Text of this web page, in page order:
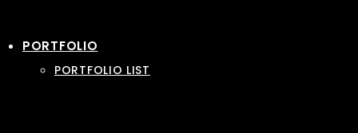
PORTFOLIO
PORTFOLIO LIST